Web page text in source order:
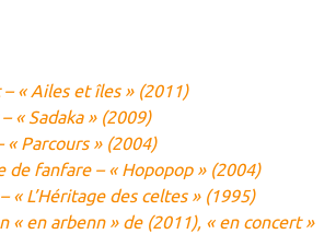
« Ailes et îles » (2011)
« Sadaka » (2009)
« Parcours » (2004)
de fanfare – « Hopopop » (2004)
« L’Héritage des celtes » (1995)
« en arbenn » de (2011), « en concert »